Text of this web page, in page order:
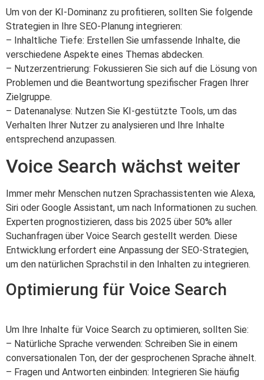
Um von der KI-Dominanz zu profitieren, sollten Sie folgende
Strategien in Ihre SEO-Planung integrieren:
– Inhaltliche Tiefe: Erstellen Sie umfassende Inhalte, die
verschiedene Aspekte eines Themas abdecken.
– Nutzerzentrierung: Fokussieren Sie sich auf die Lösung von
Problemen und die Beantwortung spezifischer Fragen Ihrer
Zielgruppe.
– Datenanalyse: Nutzen Sie KI-gestützte Tools, um das
Verhalten Ihrer Nutzer zu analysieren und Ihre Inhalte
entsprechend anzupassen.
Voice Search wächst weiter
Immer mehr Menschen nutzen Sprachassistenten wie Alexa,
Siri oder Google Assistant, um nach Informationen zu suchen.
Experten prognostizieren, dass bis 2025 über 50% aller
Suchanfragen über Voice Search gestellt werden. Diese
Entwicklung erfordert eine Anpassung der SEO-Strategien,
um den natürlichen Sprachstil in den Inhalten zu integrieren.
Optimierung für Voice Search
Um Ihre Inhalte für Voice Search zu optimieren, sollten Sie:
– Natürliche Sprache verwenden: Schreiben Sie in einem
conversationalen Ton, der der gesprochenen Sprache ähnelt.
– Fragen und Antworten einbinden: Integrieren Sie häufig